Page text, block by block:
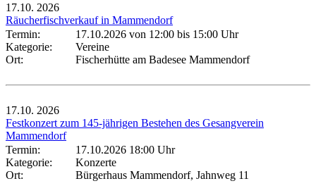
17.10. 2026
Räucherfischverkauf in Mammendorf
Termin:
17.10.2026 von 12:00 bis 15:00 Uhr
Kategorie:
Vereine
Ort:
Fischerhütte am Badesee Mammendorf
17.10. 2026
Festkonzert zum 145-jährigen Bestehen des Gesangverein
Mammendorf
Termin:
17.10.2026 18:00 Uhr
Kategorie:
Konzerte
Ort:
Bürgerhaus Mammendorf, Jahnweg 11